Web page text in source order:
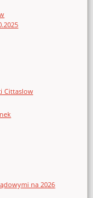
Cittaslow
na 2026